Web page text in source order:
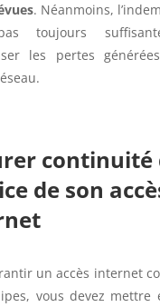
. Néanmoins,
toujours
les pertes
continuité
de son
un accès internet
vous devez mettre